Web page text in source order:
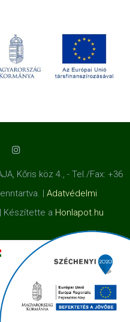
Kőris köz 4., - Tel./Fax: +36
| Adatvédelmi
| Készítette a Honlapot.hu